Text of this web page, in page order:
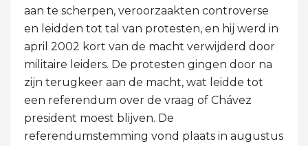
aan te scherpen, veroorzaakten controverse
en leidden tot tal van protesten, en hij werd in
april 2002 kort van de macht verwijderd door
militaire leiders. De protesten gingen door na
zijn terugkeer aan de macht, wat leidde tot
een referendum over de vraag of Chávez
president moest blijven. De
referendumstemming vond plaats in augustus